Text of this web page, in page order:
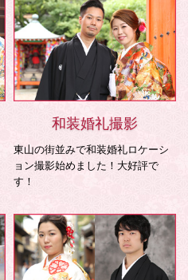
和装婚礼撮影
東山の街並みで和装婚礼ロケーシ
ョン撮影始めました！大好評で
す！